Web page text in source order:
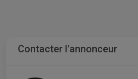
Contacter l'annonceur